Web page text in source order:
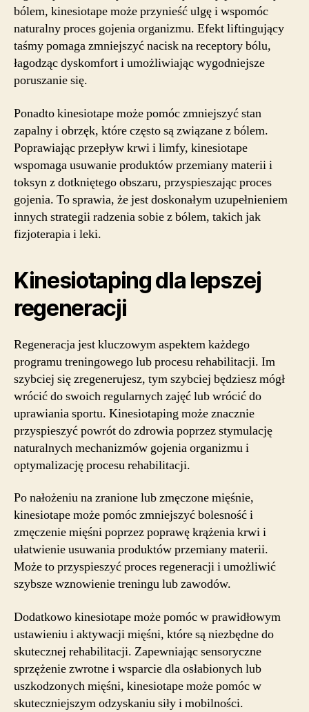
bólem, kinesiotape może przynieść ulgę i wspomóc
naturalny proces gojenia organizmu. Efekt liftingujący
taśmy pomaga zmniejszyć nacisk na receptory bólu,
łagodząc dyskomfort i umożliwiając wygodniejsze
poruszanie się.
Ponadto kinesiotape może pomóc zmniejszyć stan
zapalny i obrzęk, które często są związane z bólem.
Poprawiając przepływ krwi i limfy, kinesiotape
wspomaga usuwanie produktów przemiany materii i
toksyn z dotkniętego obszaru, przyspieszając proces
gojenia. To sprawia, że jest doskonałym uzupełnieniem
innych strategii radzenia sobie z bólem, takich jak
fizjoterapia i leki.
Kinesiotaping dla lepszej
regeneracji
Regeneracja jest kluczowym aspektem każdego
programu treningowego lub procesu rehabilitacji. Im
szybciej się zregenerujesz, tym szybciej będziesz mógł
wrócić do swoich regularnych zajęć lub wrócić do
uprawiania sportu. Kinesiotaping może znacznie
przyspieszyć powrót do zdrowia poprzez stymulację
naturalnych mechanizmów gojenia organizmu i
optymalizację procesu rehabilitacji.
Po nałożeniu na zranione lub zmęczone mięśnie,
kinesiotape może pomóc zmniejszyć bolesność i
zmęczenie mięśni poprzez poprawę krążenia krwi i
ułatwienie usuwania produktów przemiany materii.
Może to przyspieszyć proces regeneracji i umożliwić
szybsze wznowienie treningu lub zawodów.
Dodatkowo kinesiotape może pomóc w prawidłowym
ustawieniu i aktywacji mięśni, które są niezbędne do
skutecznej rehabilitacji. Zapewniając sensoryczne
sprzężenie zwrotne i wsparcie dla osłabionych lub
uszkodzonych mięśni, kinesiotape może pomóc w
skuteczniejszym odzyskaniu siły i mobilności.